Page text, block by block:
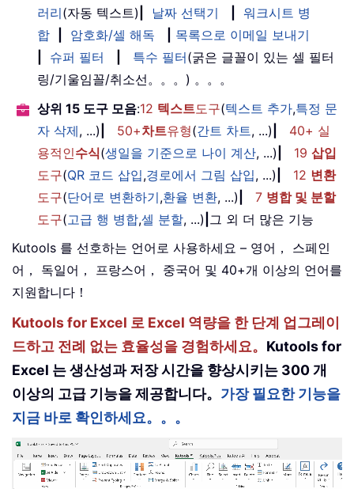
러리(자동 텍스트) 날짜 선택기
워크시트 병
합
암호화/셀 해독
목록으로 이메일 보내기
슈퍼 필터 특수 필터(굵은 글꼴이 있는 셀 필터
링/기울임꼴/취소선。。。) 。。。
상위 15 도구 모음:12 텍스트도구(텍스트 추가,특정 문
자 삭제, ...) 50+차트유형(간트 차트, ...)
40+ 실
용적인수식(생일을 기준으로 나이 계산, ...) 19 삽입
도구(QR 코드 삽입,경로에서 그림 삽입, ...) 12 변환
도구(단어로 변환하기,환율 변환, ...) 7 병합 및 분할
도구(고급 행 병합,셀 분할, ...) 그 외 더 많은 기능
Kutools 를 선호하는 언어로 사용하세요 – 영어， 스페인
어， 독일어， 프랑스어， 중국어 및 40+개 이상의 언어를
지원합니다！
Kutools for Excel 로 Excel 역량을 한 단계 업그레이
드하고 전례 없는 효율성을 경험하세요。 Kutools for
Excel 는 생산성과 저장 시간을 향상시키는 300 개
이상의 고급 기능을 제공합니다。 가장 필요한 기능을
지금 바로 확인하세요。。。